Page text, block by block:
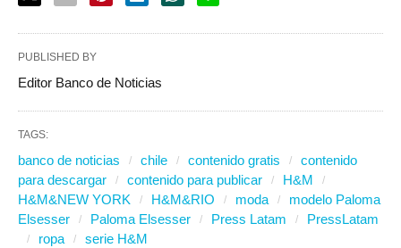
PUBLISHED BY
Editor Banco de Noticias
TAGS:
banco de noticias chile contenido gratis
contenido
para descargar
contenido para publicar
H&M
H&M&NEW YORK
H&M&RIO moda
modelo Paloma
Elsesser
Paloma Elsesser Press Latam
PressLatam
ropa
serie H&M